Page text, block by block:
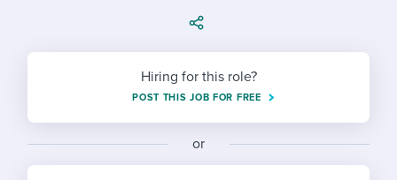
Working together with others
Maintaining hiring pipelines
Developing & retaining people
Ensuring compliance
Finding and attracting people
Policy templates
Onboarding checklists
Step-by-step tutorials
Free ebooks & reports
Pay & benefits
Career development
Modern working life
Explore Workable
Request a demo
Start a free trial
Hiring for this role?
POST THIS JOB FOR FREE
or